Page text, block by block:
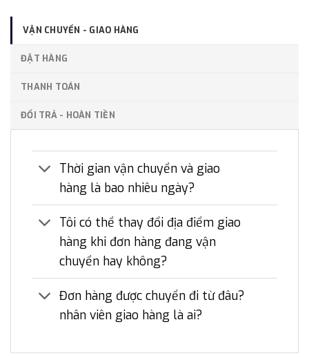
VẬN CHUYỂN - GIAO HÀNG
ĐẶT HÀNG
THANH TOÁN
ĐỔI TRẢ - HOÀN TIỀN
Thời gian vận chuyển và giao
hàng là bao nhiêu ngày?
Tôi có thể thay đổi địa điểm giao
hàng khi đơn hàng đang vận
chuyển hay không?
Đơn hàng được chuyển đi từ đâu?
nhân viên giao hàng là ai?